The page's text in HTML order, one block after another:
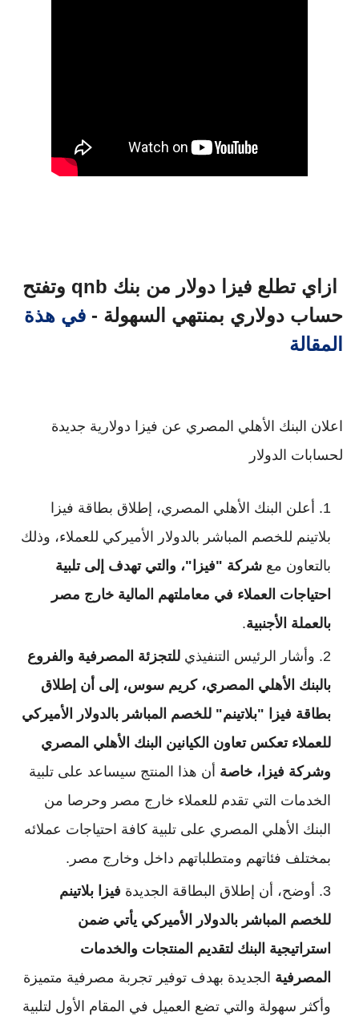
ازاي تطلع فيزا دولار من بنك qnb وتفتح
حساب دولاري بمنتهي السهولة - في هذة
المقالة
اعلان البنك الأهلي المصري عن فيزا دولارية جديدة
لحسابات الدولار
أعلن البنك الأهلي المصري، إطلاق بطاقة فيزا
بلاتينم للخصم المباشر بالدولار الأميركي للعملاء، وذلك
بالتعاون مع شركة "فيزا"، والتي تهدف إلى تلبية
احتياجات العملاء في معاملتهم المالية خارج مصر
بالعملة الأجنبية.
وأشار الرئيس التنفيذي للتجزئة المصرفية والفروع
بالبنك الأهلي المصري، كريم سوس، إلى أن إطلاق
بطاقة فيزا "بلاتينم" للخصم المباشر بالدولار الأميركي
للعملاء تعكس تعاون الكيانين البنك الأهلي المصري
وشركة فيزا، خاصة أن هذا المنتج سيساعد على تلبية
الخدمات التي تقدم للعملاء خارج مصر وحرصا من
البنك الأهلي المصري على تلبية كافة احتياجات عملائه
بمختلف فئاتهم ومتطلباتهم داخل وخارج مصر.
أوضح، أن إطلاق البطاقة الجديدة فيزا بلاتينم
للخصم المباشر بالدولار الأميركي يأتي ضمن
استراتيجية البنك لتقديم المنتجات والخدمات
المصرفية الجديدة بهدف توفير تجربة مصرفية متميزة
وأكثر سهولة والتي تضع العميل في المقام الأول لتلبية